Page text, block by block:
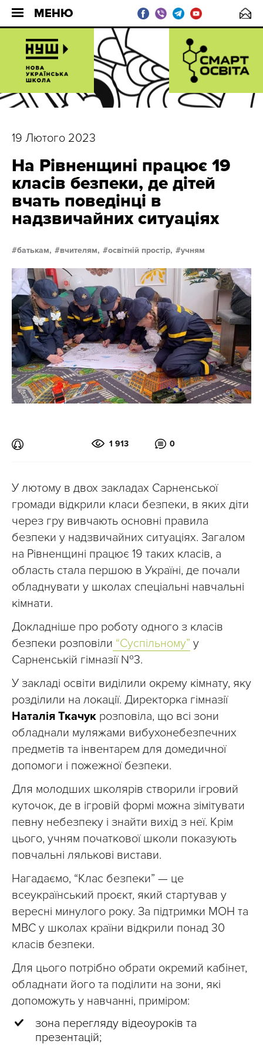
МЕНЮ
19 Лютого 2023
На Рівненщині працює 19
класів безпеки, де дітей
вчать поведінці в
надзвичайних ситуаціях
батькам, вчителям, освітній простір, учням
1 913 0
У лютому в двох закладах Сарненської
громади відкрили класи безпеки, в яких діти
через гру вивчають основні правила
безпеки у надзвичайних ситуаціях. Загалом
на Рівненщині працює 19 таких класів, а
область стала першою в Україні, де почали
обладнувати у школах спеціальні навчальні
кімнати.
Докладніше про роботу одного з класів
безпеки розповіли “Суспільному” у
Сарненській гімназії №3.
У закладі освіти виділили окрему кімнату, яку
розділили на локації. Директорка гімназії
Наталія Ткачук розповіла, що всі зони
обладнали муляжами вибухонебезпечних
предметів та інвентарем для домедичної
допомоги і пожежної безпеки.
Для молодших школярів створили ігровий
куточок, де в ігровій формі можна зімітувати
певну небезпеку і знайти вихід з неї. Крім
цього, учням початкової школи показують
повчальні лялькові вистави.
Нагадаємо, “Клас безпеки” — це
всеукраїнський проєкт, який стартував у
вересні минулого року. За підтримки МОН та
МВС у школах країни відкрили понад 30
класів безпеки.
Для цього потрібно обрати окремий кабінет,
обладнати його та поділити на зони, які
допоможуть у навчанні, приміром:
зона перегляду відеоуроків та
презентацій;